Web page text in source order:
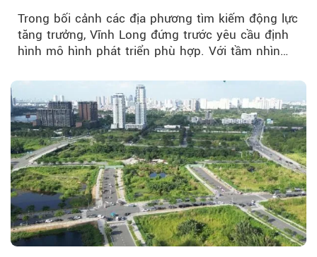
Trong bối cảnh các địa phương tìm kiếm động lực
tăng trưởng, Vĩnh Long đứng trước yêu cầu định
hình mô hình phát triển phù hợp. Với tầm nhìn